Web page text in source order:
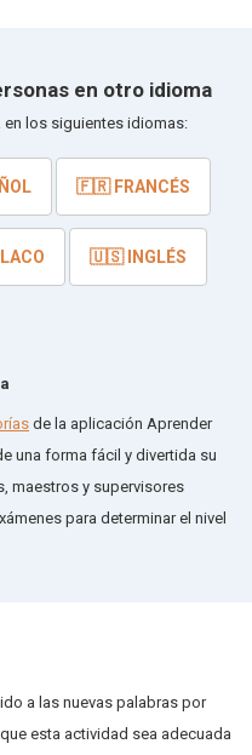
en otro idioma
en los siguientes idiomas:
🇫🇷 FRANCÉS
🇺🇸 INGLÉS
de la aplicación Aprender
una forma fácil y divertida su
maestros y supervisores
para determinar el nivel
a las nuevas palabras por
esta actividad sea adecuada